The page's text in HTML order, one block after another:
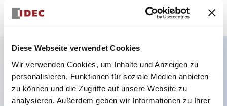
Diese Webseite verwendet Cookies
Wir verwenden Cookies, um Inhalte und Anzeigen zu
personalisieren, Funktionen für soziale Medien anbieten
zu können und die Zugriffe auf unsere Website zu
analysieren. Außerdem geben wir Informationen zu Ihrer
Hauptmerkmale
Fotoelektrischer Sensor, Durchlicht, NPN, 2m